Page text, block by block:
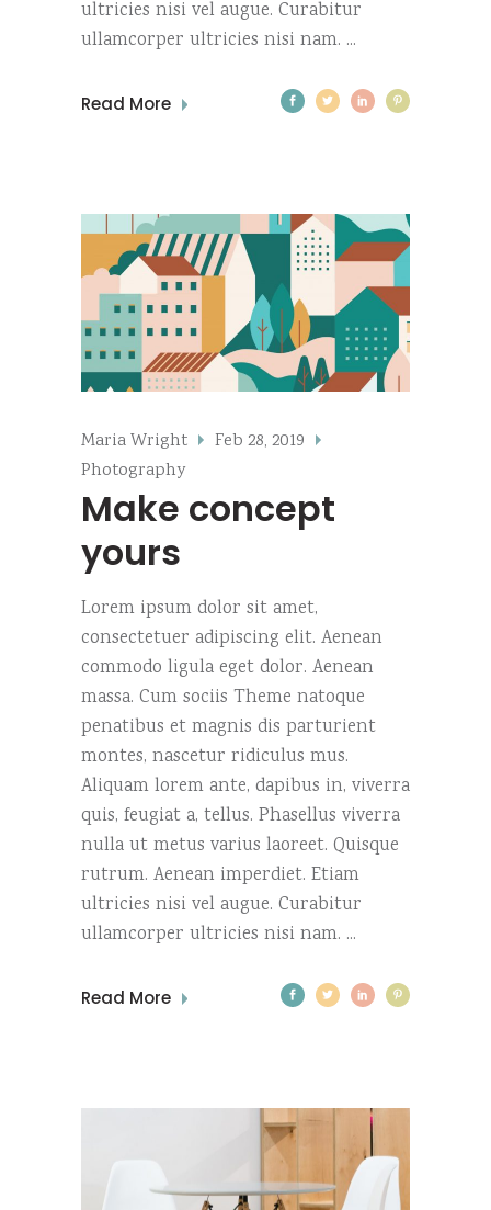
ultricies nisi vel augue. Curabitur
ullamcorper ultricies nisi nam.
Read More
Maria Wright
Feb 28, 2019
Photography
Make concept
yours
Lorem ipsum dolor sit amet,
consectetuer adipiscing elit. Aenean
commodo ligula eget dolor. Aenean
massa. Cum sociis Theme natoque
penatibus et magnis dis parturient
montes, nascetur ridiculus mus.
Aliquam lorem ante, dapibus in, viverra
quis, feugiat a, tellus. Phasellus viverra
nulla ut metus varius laoreet. Quisque
rutrum. Aenean imperdiet. Etiam
ultricies nisi vel augue. Curabitur
ullamcorper ultricies nisi nam.
Read More